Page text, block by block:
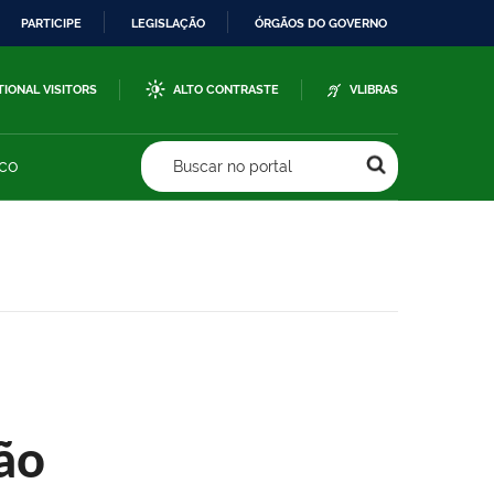
PARTICIPE LEGISLAÇÃO ÓRGÃOS DO GOVERNO
VISITORS ALTO CONTRASTE VLIBRAS
Buscar no portal